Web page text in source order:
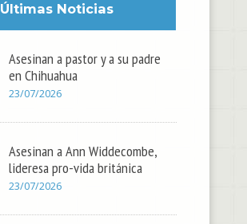
Últimas Noticias
Asesinan a pastor y a su padre
en Chihuahua
23/07/2026
Asesinan a Ann Widdecombe,
lideresa pro-vida británica
23/07/2026